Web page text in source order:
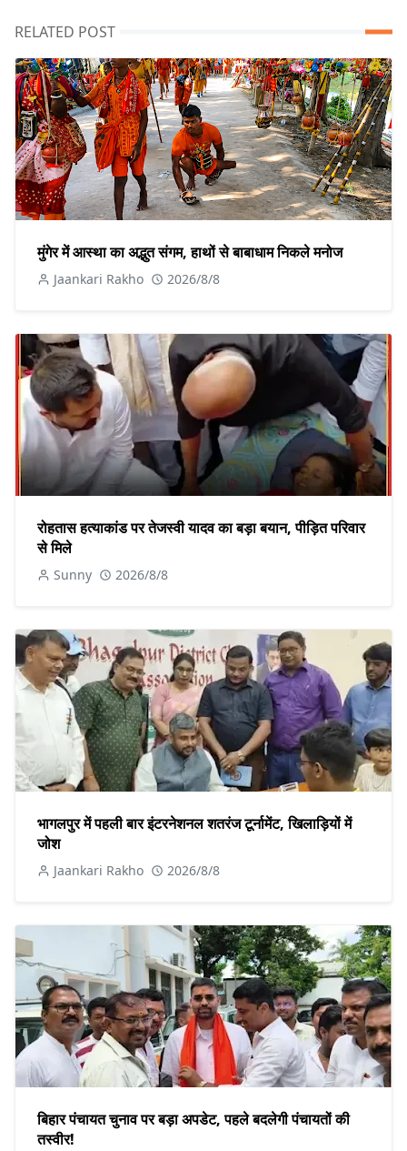
RELATED POST
मुंगेर में आस्था का अद्भुत संगम, हाथों से बाबाधाम निकले मनोज
Jaankari Rakho 2026/8/8
रोहतास हत्याकांड पर तेजस्वी यादव का बड़ा बयान, पीड़ित परिवार
से मिले
Sunny 2026/8/8
भागलपुर में पहली बार इंटरनेशनल शतरंज टूर्नामेंट, खिलाड़ियों में
जोश
Jaankari Rakho 2026/8/8
बिहार पंचायत चुनाव पर बड़ा अपडेट, पहले बदलेगी पंचायतों की
तस्वीर!